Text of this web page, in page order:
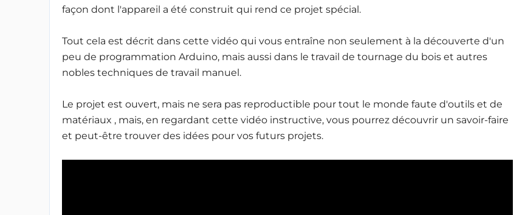
façon dont l'appareil a été construit qui rend ce projet spécial.
Tout cela est décrit dans cette vidéo qui vous entraîne non seulement à la découverte d'un
peu de programmation Arduino, mais aussi dans le travail de tournage du bois et autres
nobles techniques de travail manuel.
Le projet est ouvert, mais ne sera pas reproductible pour tout le monde faute d'outils et de
matériaux , mais, en regardant cette vidéo instructive, vous pourrez découvrir un savoir-faire
et peut-être trouver des idées pour vos futurs projets.